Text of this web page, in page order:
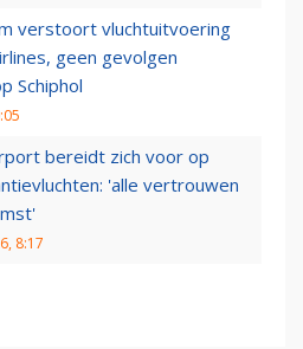
verstoort vluchtuitvoering
geen gevolgen
Schiphol
bereidt zich voor op
'alle vertrouwen
8:17